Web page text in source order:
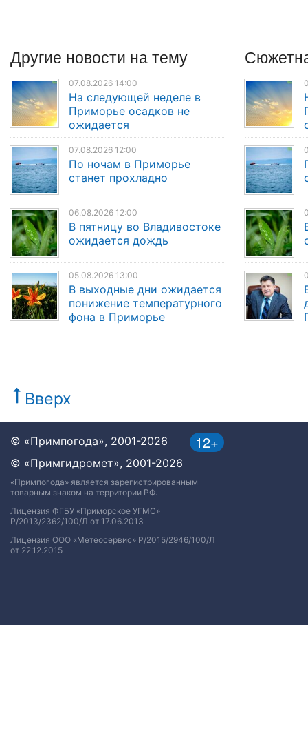
Другие новости на тему
07.08.2026 14:00
На следующей неделе в
Приморье осадков не
ожидается
07.08.2026 12:00
По ночам в Приморье
станет прохладно
06.08.2026 12:00
В пятницу во Владивостоке
ожидается дождь
05.08.2026 13:00
В выходные дни ожидается
понижение температурного
фона в Приморье
Вверх
12+
© «Примпогода», 2001-2026
© «Примгидромет», 2001-2026
«Примпогода» является зарегистрированным
товарным знаком на территории РФ.
Лицензия ФГБУ «Приморское УГМС»
Р/2013/2362/100/Л от 17.06.2013
Лицензия ООО «Метеосервис» Р/2015/2946/100/Л
от 22.12.2015